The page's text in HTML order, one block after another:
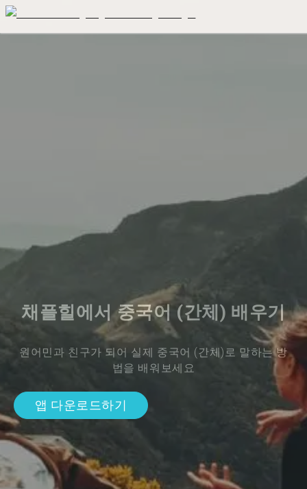
채플힐에서 중국어 (간체) 배우기
원어민과 친구가 되어 실제 중국어 (간체)로 말하는 방
법을 배워보세요
앱 다운로드하기